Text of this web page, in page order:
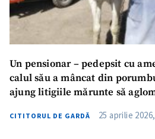
Un pensionar – pedepsit cu
calul său a mâncat din
ajung litigiile mărunte să
CITITORUL DE GARDĂ 25 aprilie